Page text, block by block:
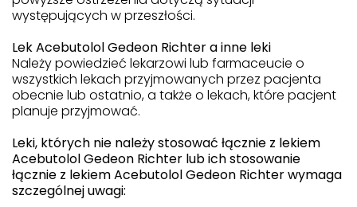
występujących w przeszłości.
Lek Acebutolol Gedeon Richter a inne leki
Należy powiedzieć lekarzowi lub farmaceucie o
wszystkich lekach przyjmowanych przez pacjenta
obecnie lub ostatnio, a także o lekach, które pacjent
planuje przyjmować.
Leki, których nie należy stosować łącznie z lekiem
Acebutolol Gedeon Richter lub ich stosowanie
łącznie z lekiem Acebutolol Gedeon Richter wymaga
szczególnej uwagi: